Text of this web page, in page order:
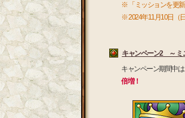
※ 「ミッションを更
※ 2024年11月10日（
キャンペーン2 ～ ミ
キャンペーン期間中
倍増！